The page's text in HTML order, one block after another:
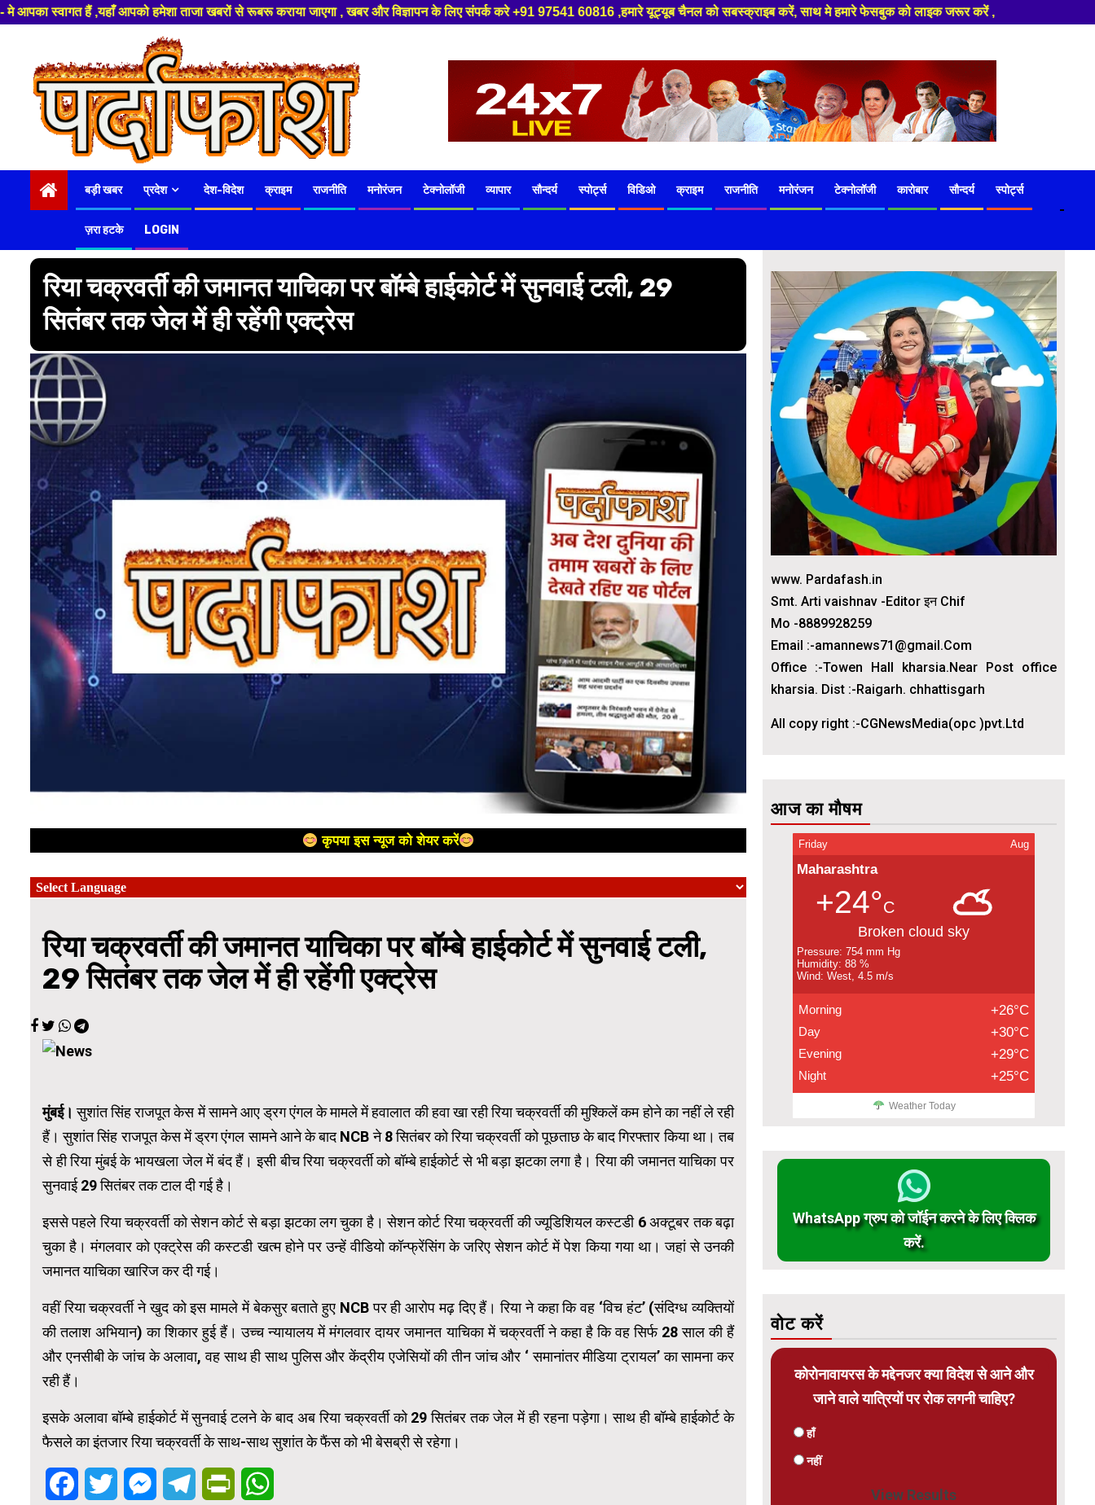
ताजा खबरों से रूबरू कराया जाएगा , खबर और विज्ञापन के लिए संपर्क करे +91 97541 60816 ,हमारे यूट्यूब चैनल को सबस्क्राइब करें, साथ मे हमारे फेसबुक को लाइक जरूर करें ,
content
बड़ी खबर प्रदेश देश-विदेश क्राइम राजनीति मनोरंजन टेक्नोलॉजी व्यापार सौन्दर्य स्पोर्ट्स विडिओ क्राइम राजनीति मनोरंजन टेक्नोलॉजी कारोबार सौन्दर्य स्पोर्ट्स
ज़रा हटके LOGIN
-
रिया चक्रवर्ती की जमानत याचिका पर बॉम्बे हाईकोर्ट में सुनवाई टली, 29
सितंबर तक जेल में ही रहेंगी एक्ट्रेस
कृपया इस न्यूज को शेयर करें
रिया चक्रवर्ती की जमानत याचिका पर बॉम्बे हाईकोर्ट में सुनवाई टली,
29 सितंबर तक जेल में ही रहेंगी एक्ट्रेस
मुंबई।सुशांत सिंह राजपूत केस में सामने आए ड्रग एंगल के मामले में हवालात की हवा खा रही रिया चक्रवर्ती की मुश्किलें कम होने का नहीं ले रही
हैं। सुशांत सिंह राजपूत केस में ड्रग एंगल सामने आने के बाद NCB ने 8 सितंबर को रिया चक्रवर्ती को पूछताछ के बाद गिरफ्तार किया था। तब
से ही रिया मुंबई के भायखला जेल में बंद हैं। इसी बीच रिया चक्रवर्ती को बॉम्बे हाईकोर्ट से भी बड़ा झटका लगा है। रिया की जमानत याचिका पर
सुनवाई 29 सितंबर तक टाल दी गई है।
इससे पहले रिया चक्रवर्ती को सेशन कोर्ट से बड़ा झटका लग चुका है। सेशन कोर्ट रिया चक्रवर्ती की ज्यूडिशियल कस्टडी 6 अक्टूबर तक बढ़ा
चुका है। मंगलवार को एक्ट्रेस की कस्टडी खत्म होने पर उन्हें वीडियो कॉन्फ्रेंसिंग के जरिए सेशन कोर्ट में पेश किया गया था। जहां से उनकी
जमानत याचिका खारिज कर दी गई।
वहीं रिया चक्रवर्ती ने खुद को इस मामले में बेकसुर बताते हुए NCB पर ही आरोप मढ़ दिए हैं। रिया ने कहा कि वह ‘विच हंट’ (संदिग्ध व्यक्तियों
की तलाश अभियान) का शिकार हुई हैं। उच्च न्यायालय में मंगलवार दायर जमानत याचिका में चक्रवर्ती ने कहा है कि वह सिर्फ 28 साल की हैं
और एनसीबी के जांच के अलावा, वह साथ ही साथ पुलिस और केंद्रीय एजेसियों की तीन जांच और ‘ समानांतर मीडिया ट्रायल’ का सामना कर
रही हैं।
इसके अलावा बॉम्बे हाईकोर्ट में सुनवाई टलने के बाद अब रिया चक्रवर्ती को 29 सितंबर तक जेल में ही रहना पड़ेगा। साथ ही बॉम्बे हाईकोर्ट के
फैसले का इंतजार रिया चक्रवर्ती के साथ-साथ सुशांत के फैंस को भी बेसब्री से रहेगा।
FacebookTwitter MessengerTelegramPrintFriendly
www. Pardafash.in
Smt. Arti vaishnav -Editor इन Chif
Mo -8889928259
Email :-amannews71@gmail.Com
Office :-Towen Hall kharsia.Near Post office
kharsia. Dist :-Raigarh. chhattisgarh
All copy right :-CGNewsMedia(opc )pvt.Ltd
आज का मौषम
Friday Aug
Maharashtra
+24°C
Broken cloud sky
Pressure: 754 mm Hg
Humidity: 88 %
Wind: West, 4.5 m/s
Morning +26°C
Day +30°C
Evening +29°C
Night +25°C
Weather Today
WhatsApp ग्रुप को जॉईन करने के लिए क्लिक
करें.
वोट करें
कोरोनावायरस के मद्देनजर क्या विदेश से आने और
जाने वाले यात्रियों पर रोक लगनी चाहिए?
हाँ
नहीं
View Results